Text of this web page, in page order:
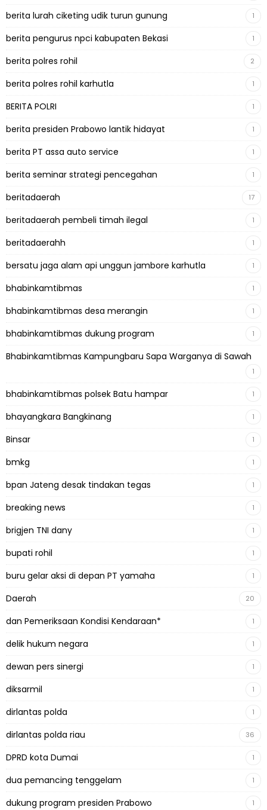
berita lurah ciketing udik turun gunung 1
berita pengurus npci kabupaten Bekasi 1
berita polres rohil 2
berita polres rohil karhutla 1
BERITA POLRI 1
berita presiden Prabowo lantik hidayat 1
berita PT assa auto service 1
berita seminar strategi pencegahan 1
beritadaerah 17
beritadaerah pembeli timah ilegal 1
beritadaerahh 1
bersatu jaga alam api unggun jambore karhutla 1
bhabinkamtibmas 1
bhabinkamtibmas desa merangin 1
bhabinkamtibmas dukung program 1
Bhabinkamtibmas Kampungbaru Sapa Warganya di Sawah
1
bhabinkamtibmas polsek Batu hampar 1
bhayangkara Bangkinang 1
Binsar 1
bmkg 1
bpan Jateng desak tindakan tegas 1
breaking news 1
brigjen TNI dany 1
bupati rohil 1
buru gelar aksi di depan PT yamaha 1
Daerah 20
dan Pemeriksaan Kondisi Kendaraan* 1
delik hukum negara 1
dewan pers sinergi 1
diksarmil 1
dirlantas polda 1
dirlantas polda riau 36
DPRD kota Dumai 1
dua pemancing tenggelam 1
dukung program presiden Prabowo 1